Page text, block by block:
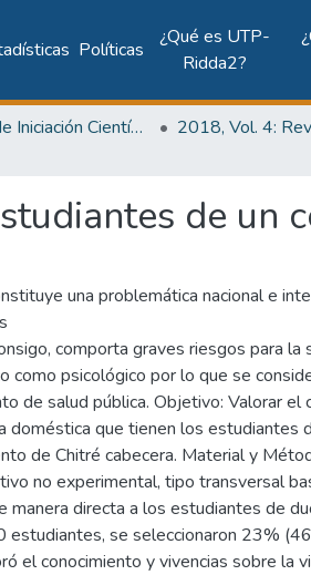
Políticas
¿Qué es UTP-
Ridda2?
Revista de Iniciación Científica
de un
una problemática nacional e
comporta graves riesgos para la
como psicológico por lo que se
de salud pública. Objetivo: Valorar el
doméstica que tienen los estudiantes
de Chitré cabecera. Material y
no experimental, tipo transversal
manera directa a los estudiantes de
estudiantes, se seleccionaron 23%
el conocimiento y vivencias sobre la